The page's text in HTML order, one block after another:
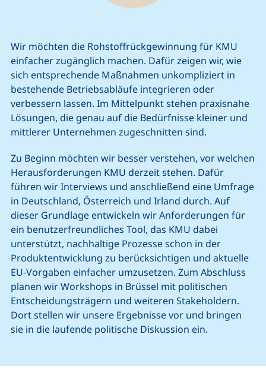
Wir möchten die Rohstoffrückgewinnung für KMU
einfacher zugänglich machen. Dafür zeigen wir, wie
sich entsprechende Maßnahmen unkompliziert in
bestehende Betriebsabläufe integrieren oder
verbessern lassen. Im Mittelpunkt stehen praxisnahe
Lösungen, die genau auf die Bedürfnisse kleiner und
mittlerer Unternehmen zugeschnitten sind.
Zu Beginn möchten wir besser verstehen, vor welchen
Herausforderungen KMU derzeit stehen. Dafür
führen wir Interviews und anschließend eine Umfrage
in Deutschland, Österreich und Irland durch. Auf
dieser Grundlage entwickeln wir Anforderungen für
ein benutzerfreundliches Tool, das KMU dabei
unterstützt, nachhaltige Prozesse schon in der
Produktentwicklung zu berücksichtigen und aktuelle
EU-Vorgaben einfacher umzusetzen. Zum Abschluss
planen wir Workshops in Brüssel mit politischen
Entscheidungsträgern und weiteren Stakeholdern.
Dort stellen wir unsere Ergebnisse vor und bringen
sie in die laufende politische Diskussion ein.